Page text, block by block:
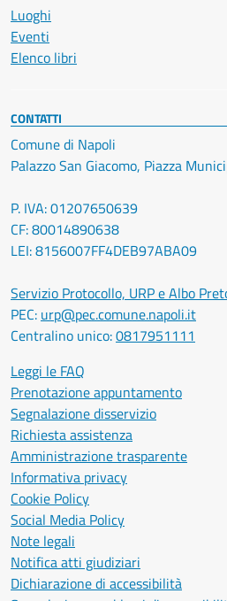
Luoghi
Eventi
Elenco libri
CONTATTI
Comune di Napoli
Palazzo San Giacomo, Piazza
P. IVA: 01207650639
CF: 80014890638
LEI: 8156007FF4DEB97ABA09
Servizio Protocollo, URP e Albo
PEC: urp@pec.comune.napoli.it
Centralino unico:0817951111
Leggi le FAQ
Prenotazione appuntamento
Segnalazione disservizio
Richiesta assistenza
Amministrazione trasparente
Informativa privacy
Cookie Policy
Social Media Policy
Note legali
Notifica atti giudiziari
Dichiarazione di accessibilità